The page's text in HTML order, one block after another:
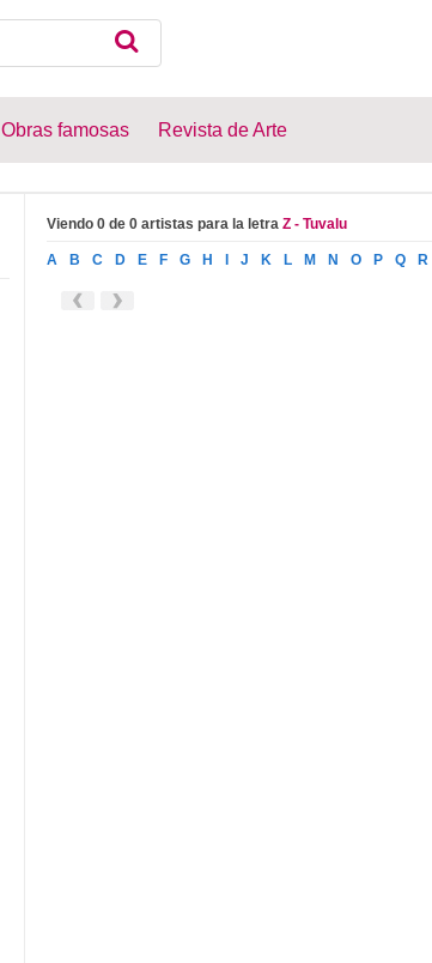
Obras famosas Revista de Arte
Viendo 0 de 0 artistas para la letra Z - Tuvalu
A B C D E F G H J K L M N O P Q R